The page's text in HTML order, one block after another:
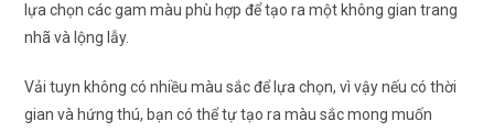
lựa chọn các gam màu phù hợp để tạo ra một không gian trang
nhã và lộng lẫy.
Vải tuyn không có nhiều màu sắc để lựa chọn, vì vậy nếu có thời
gian và hứng thú, bạn có thể tự tạo ra màu sắc mong muốn